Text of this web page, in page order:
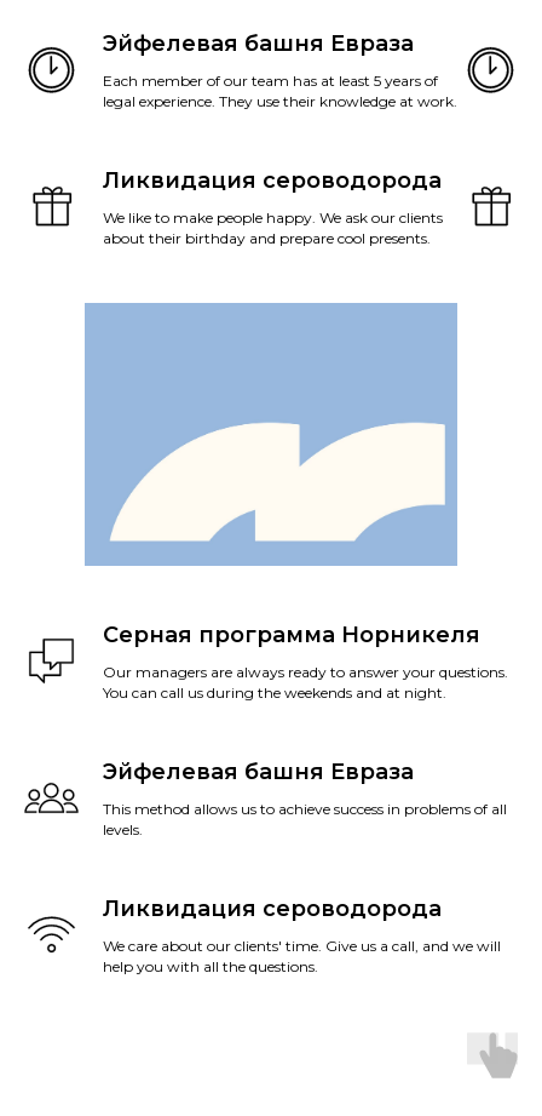
Эйфелевая башня Евраза
Each member of our team has at least 5 years of
legal experience. They use their knowledge at work.
Ликвидация сероводорода
We like to make people happy. We ask our clients
about their birthday and prepare cool presents.
Серная программа Норникеля
Our managers are always ready to answer your questions.
You can call us during the weekends and at night.
Эйфелевая башня Евраза
This method allows us to achieve success in problems of all
levels.
Ликвидация сероводорода
We care about our clients' time. Give us a call, and we will
help you with all the questions.